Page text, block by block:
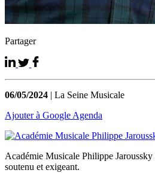
Partager
06/05/2024 | La Seine Musicale
Ajouter à Google Agenda
Académie Musicale Philippe Jaroussky
soutenu et exigeant.